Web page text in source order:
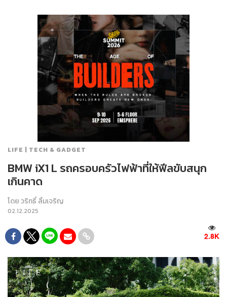
LIFE | TECH & GADGET
BMW iX1 L รถครอบครัวไฟฟ้าที่ให้ฟีลขับสนุก
เกินคาด
โดยวริทธิ์ ลิ้มเจริญ
02.12.2025
2.8K